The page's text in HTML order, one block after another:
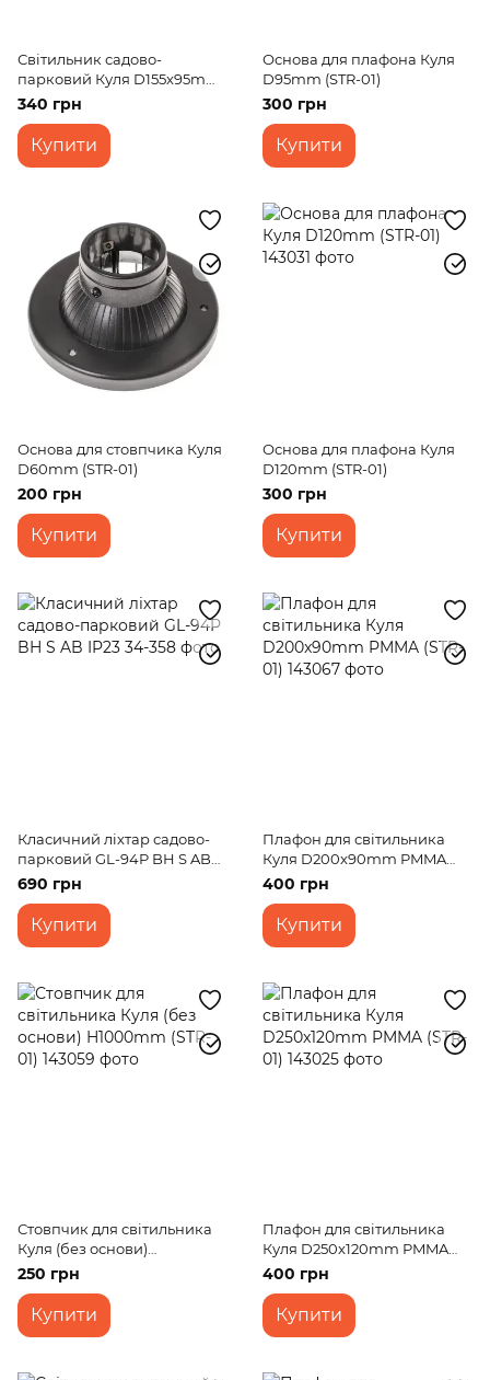
Світильник садово-
парковий Куля D155x95mm
PMMA (STR-09)
340 грн
Купити
Основа для плафона Куля
D95mm (STR-01)
300 грн
Купити
Основа для стовпчика Куля
D60mm (STR-01)
200 грн
Купити
Основа для плафона Куля
D120mm (STR-01)
300 грн
Купити
Класичний ліхтар садово-
парковий GL-94P BH S AB
IP23
690 грн
Купити
Плафон для світильника
Куля D200x90mm PMMA
(STR-01)
400 грн
Купити
Стовпчик для світильника
Куля (без основи)
H1000mm (STR-01)
250 грн
Купити
Плафон для світильника
Куля D250x120mm PMMA
(STR-01)
400 грн
Купити